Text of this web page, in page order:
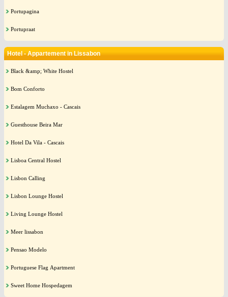
Portupagina
Portupraat
Hotel - Appartement in Lissabon
Black &amp; White Hostel
Bom Conforto
Estalagem Muchaxo - Cascais
Guesthouse Beira Mar
Hotel Da Vila - Cascais
Lisboa Central Hostel
Lisbon Calling
Lisbon Lounge Hostel
Living Lounge Hostel
Meer lissabon
Pensao Modelo
Portuguese Flag Apartment
Sweet Home Hospedagem